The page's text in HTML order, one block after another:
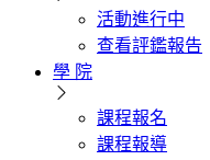
活動進行中
查看評鑑報告
學 院
課程報名
課程報導